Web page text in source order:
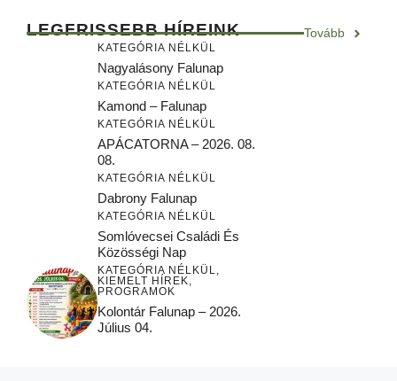
LEGFRISSEBB HÍREINK Tovább
KATEGÓRIA NÉLKÜL
Nagyalásony Falunap
KATEGÓRIA NÉLKÜL
Kamond – Falunap
KATEGÓRIA NÉLKÜL
APÁCATORNA – 2026. 08.
08.
KATEGÓRIA NÉLKÜL
Dabrony Falunap
KATEGÓRIA NÉLKÜL
Somlóvecsei Családi És
Közösségi Nap
KATEGÓRIA NÉLKÜL,
KIEMELT HÍREK,
PROGRAMOK
Kolontár Falunap – 2026.
Július 04.